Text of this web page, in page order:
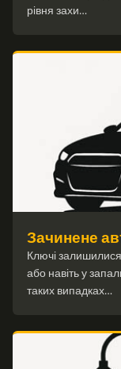
рівня захи…
Зачинене
Ключі
або навіть у
таких випадках…